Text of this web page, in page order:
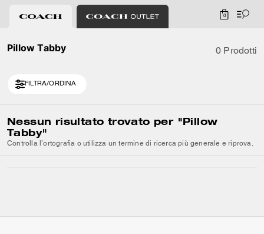
0
Pillow Tabby 0 Prodotti
FILTRA/ORDINA
Nessun risultato trovato per "Pillow
Tabby"
Controlla l’ortografia o utilizza un termine di ricerca più generale e riprova.